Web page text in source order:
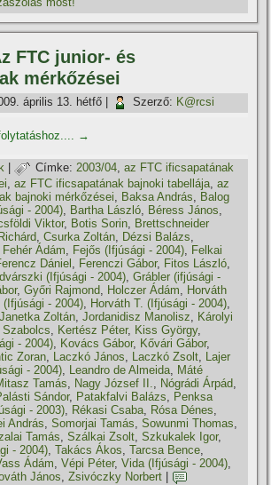
FTC junior- és
mérkőzései
április 13. hétfő Szerző: K@rcsi
→
| Címke: 2003/04,az FTC ificsapatának
,az FTC ificsapatának bajnoki tabellája,az
bajnoki mérkőzései, Baksa András, Balog
- 2004), Bartha László, Béress János,
Viktor, Botis Sorin, Brettschneider
,Csurka Zoltán, Dézsi Balázs,
Fehér Ádám, Fejős (Ifjúsági - 2004), Felkai
Dániel , Ferenczi Gábor, Fitos László,
(Ifjúsági - 2004),Grábler (ifjúsági -
,Győri Rajmond, Holczer Ádám, Horváth
(Ifjúsági - 2004), Horváth T. (Ifjúsági - 2004),
Janetka Zoltán,Jordanidisz Manolisz, Károlyi
Szabolcs, Kertész Péter, Kiss György,
- 2004), Kovács Gábor, Kővári Gábor,
Zoran, Laczkó János, Laczkó Zsolt, Lajer
- 2004), Leandro de Almeida, Máté
Tamás, Nagy József II., Nógrádi Árpád,
Sándor, Patakfalvi Balázs, Penksa
- 2003), Rékasi Csaba, Rósa Dénes,
András,Somorjai Tamás,Sowunmi Thomas,
Tamás,Szálkai Zsolt,Szkukalek Igor,
- 2004),Takács Ákos,Tarcsa Bence,
Ádám,Vépi Péter,Vida (Ifjúsági - 2004),
János,Zsivóczky Norbert